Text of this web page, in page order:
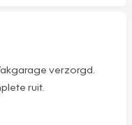
verzorgd.
ruit.